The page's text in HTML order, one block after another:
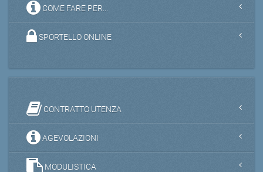
COME FARE PER...
SPORTELLO ONLINE
CONTRATTO UTENZA
AGEVOLAZIONI
MODULISTICA